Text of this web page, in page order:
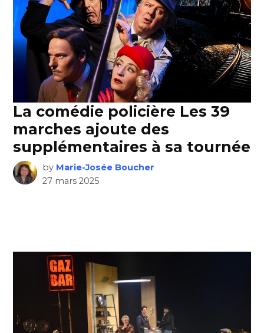
La comédie policière Les 39
marches ajoute des
supplémentaires à sa tournée
by Marie-Josée Boucher
27 mars 2025